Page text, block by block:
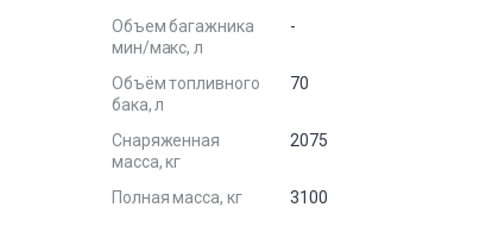
Объем багажника
мин/макс, л
-
Объём топливного
бака, л
70
Снаряженная
масса, кг
2075
Полная масса, кг 3100